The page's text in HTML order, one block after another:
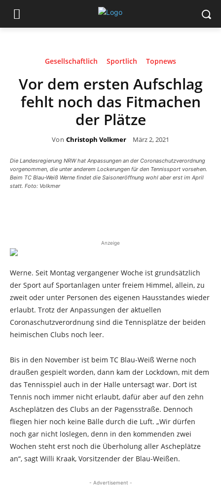
Gesellschaftlich Sportlich Topnews
Vor dem ersten Aufschlag
fehlt noch das Fitmachen
der Plätze
Von Christoph Volkmer März 2, 2021
Die Landesregierung NRW hat Anpassungen an der Coronaschutzverordnung
vorgenommen, die unter anderem Lockerungen für den Tennissport vorsehen.
Beim TC Blau-Weiß Werne findet die Saisoneröffnung wohl aber erst im April
statt. Foto: Volkmer
Anzeige
Werne. Seit Montag vergangener Woche ist grundsätzlich
der Sport auf Sportanlagen unter freiem Himmel, allein, zu
zweit oder unter Personen des eigenen Hausstandes wieder
erlaubt. Trotz der Anpassungen der aktuellen
Coronaschutzverordnung sind die Tennisplätze der beiden
heimischen Clubs noch leer.
Bis in den November ist beim TC Blau-Weiß Werne noch
draußen gespielt worden, dann kam der Lockdown, mit dem
das Tennisspiel auch in der Halle untersagt war. Dort ist
Tennis noch immer nicht erlaubt, dafür aber auf den zehn
Ascheplätzen des Clubs an der Pagensstraße. Dennoch
fliegen hier noch keine Bälle durch die Luft. „Wir dürfen
noch gar nicht loslegen, denn in den kommenden zwei
Wochen steht erst noch die Überholung aller Ascheplätze
an“, sagt Willi Kraak, Vorsitzender der Blau-Weißen.
- Advertisement -